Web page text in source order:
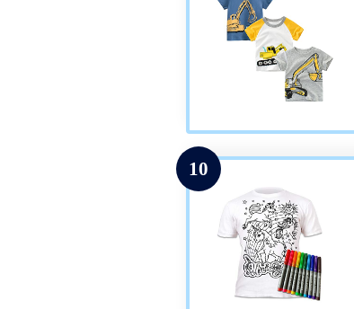
10